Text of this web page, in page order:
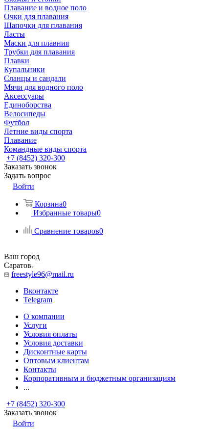
Плавание и водное поло
Очки для плавания
Шапочки для плавания
Ласты
Маски для плавния
Трубки для плавания
Плавки
Купальники
Сланцы и сандали
Мячи для водного поло
Аксессуары
Единоборства
Велосипеды
Футбол
Летние виды спорта
Плавание
Командные виды спорта
+7 (8452) 320-300
Заказать звонок
Задать вопрос
Войти
Корзина0
Избранные товары0
Сравнение товаров0
Ваш город
Саратов
freestyle96@mail.ru
Вконтакте
Telegram
О компании
Услуги
Условия оплаты
Условия доставки
Дисконтные карты
Оптовым клиентам
Контакты
Корпоративным и бюджетным организациям
...
+7 (8452) 320-300
Заказать звонок
Войти